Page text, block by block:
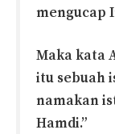
mengucap
Maka kata
itu sebuah
namakan
Hamdi.”